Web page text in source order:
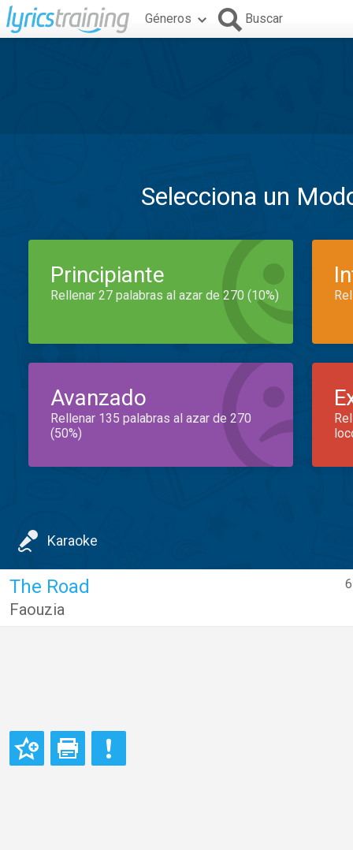
Géneros Buscar
Selecciona un
Principiante
Rellenar 27 palabras al azar de 270 (10%)
Avanzado
Rellenar 135 palabras al azar de 270
(50%)
Karaoke
The Road
Faouzia